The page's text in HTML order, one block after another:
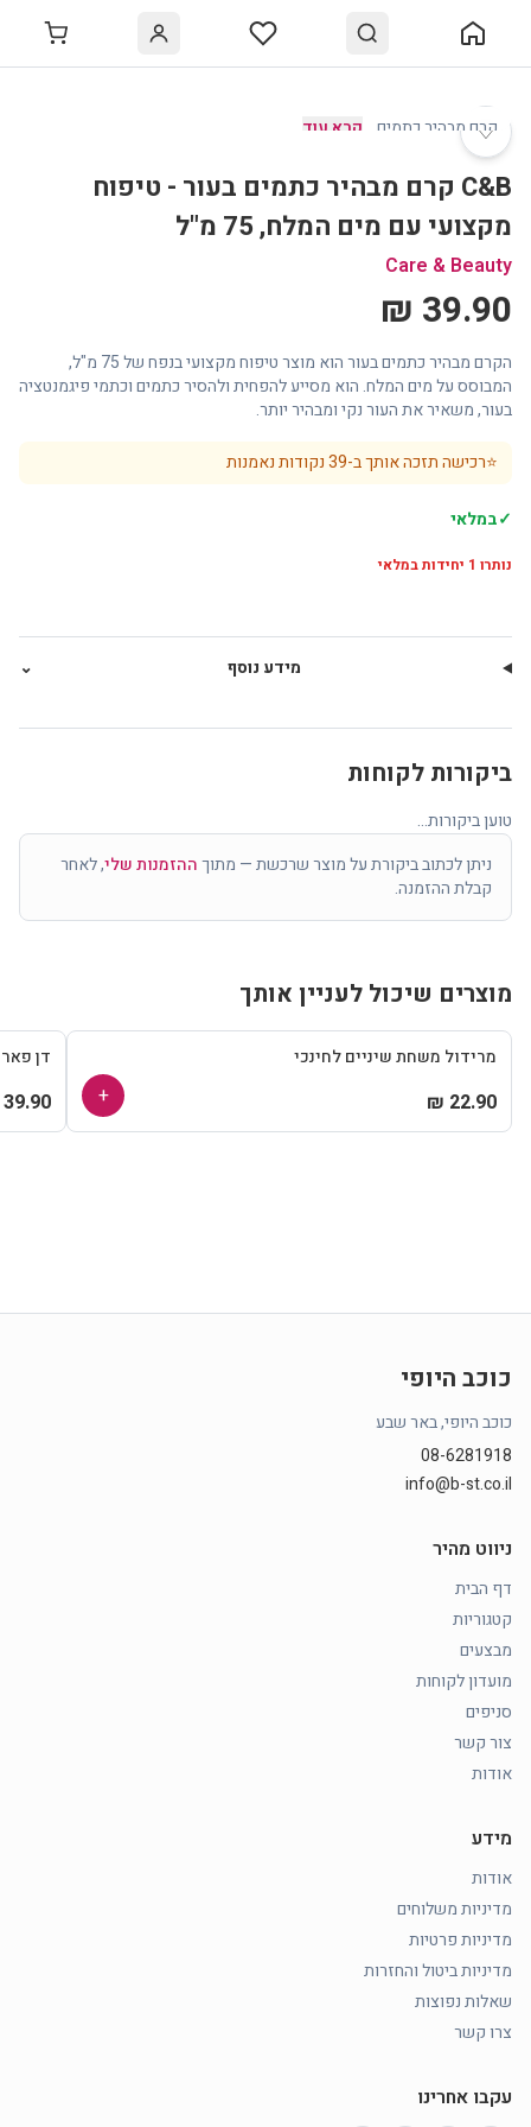
♡
קרם מבהיר כתמים קרא עוד
C&B קרם מבהיר כתמים בעור - טיפוח
מקצועי עם מים המלח, 75 מ"ל
Care & Beauty
39.90 ₪
הקרם מבהיר כתמים בעור הוא מוצר טיפוח מקצועי בנפח של 75 מ"ל,
המבוסס על מים המלח. הוא מסייע להפחית ולהסיר כתמים וכתמי פיגמנטציה
בעור, משאיר את העור נקי ומבהיר יותר.
⭐רכישה תזכה אותך ב-39נקודות נאמנות
✓במלאי
נותרו 1 יחידות במלאי
מידע נוסף ⌄
ביקורות לקוחות
טוען ביקורות...
ניתן לכתוב ביקורת על מוצר שרכשת — מתוךההזמנות שלי, לאחר
קבלת ההזמנה.
מוצרים שיכול לעניין אותך
מרידול משחת שיניים לחינכי
22.90 ₪
+
דן
39.90 ₪
כוכב היופי
כוכב היופי, באר שבע
08-6281918
info@b-st.co.il
ניווט מהיר
דף הבית
קטגוריות
מבצעים
מועדון לקוחות
סניפים
צור קשר
אודות
מידע
אודות
מדיניות משלוחים
מדיניות פרטיות
מדיניות ביטול והחזרות
שאלות נפוצות
צרו קשר
עקבו אחרינו